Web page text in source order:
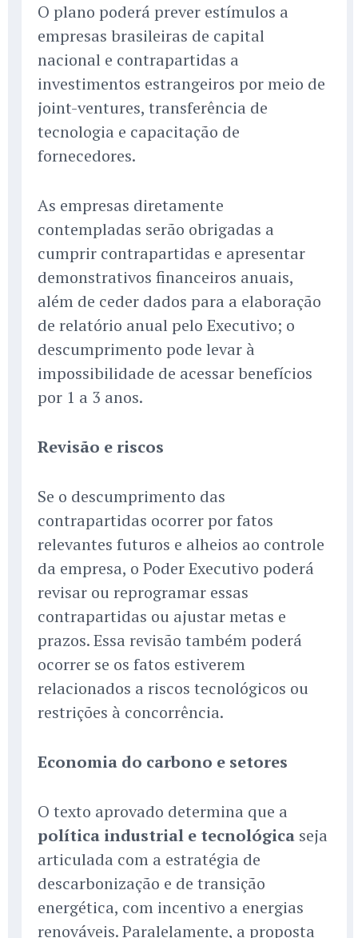
O plano poderá prever estímulos a
empresas brasileiras de capital
nacional e contrapartidas a
investimentos estrangeiros por meio de
joint-ventures, transferência de
tecnologia e capacitação de
fornecedores.
As empresas diretamente
contempladas serão obrigadas a
cumprir contrapartidas e apresentar
demonstrativos financeiros anuais,
além de ceder dados para a elaboração
de relatório anual pelo Executivo; o
descumprimento pode levar à
impossibilidade de acessar benefícios
por 1 a 3 anos.
Revisão e riscos
Se o descumprimento das
contrapartidas ocorrer por fatos
relevantes futuros e alheios ao controle
da empresa, o Poder Executivo poderá
revisar ou reprogramar essas
contrapartidas ou ajustar metas e
prazos. Essa revisão também poderá
ocorrer se os fatos estiverem
relacionados a riscos tecnológicos ou
restrições à concorrência.
Economia do carbono e setores
O texto aprovado determina que a
política industrial e tecnológica seja
articulada com a estratégia de
descarbonização e de transição
energética, com incentivo a energias
renováveis. Paralelamente, a proposta